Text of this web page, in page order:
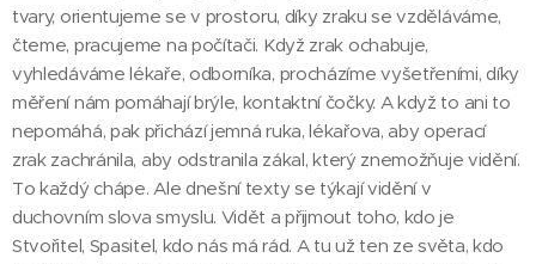
tvary, orientujeme se v prostoru, díky zraku se vzděláváme,
čteme, pracujeme na počítači. Když zrak ochabuje,
vyhledáváme lékaře, odborníka, procházíme vyšetřeními, díky
měření nám pomáhají brýle, kontaktní čočky. A když to ani to
nepomáhá, pak přichází jemná ruka, lékařova, aby operací
zrak zachránila, aby odstranila zákal, který znemožňuje vidění.
To každý chápe. Ale dnešní texty se týkají vidění v
duchovním slova smyslu. Vidět a přijmout toho, kdo je
Stvořitel, Spasitel, kdo nás má rád. A tu už ten ze světa, kdo